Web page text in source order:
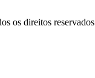
os direitos reservados